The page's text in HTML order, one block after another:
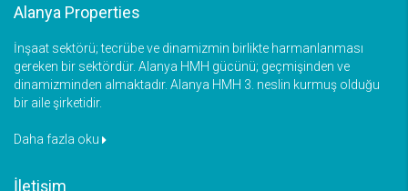
Alanya Properties
İnşaat sektörü; tecrübe ve dinamizmin birlikte harmanlanması
gereken bir sektördür. Alanya HMH gücünü; geçmişinden ve
dinamizminden almaktadır. Alanya HMH 3. neslin kurmuş olduğu
bir aile şirketidir.
Daha fazla oku
İletişim